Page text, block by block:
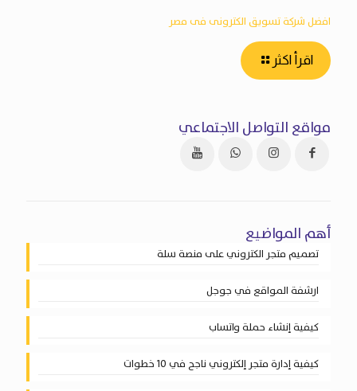
افضل شركة تسويق الكترونى فى مصر
اقرأ اكثر
مواقع التواصل الاجتماعي
أهم المواضيع
تصميم متجر الكتروني على منصة سلة
ارشفة المواقع في جوجل
كيفية إنشاء حملة واتساب
كيفية إدارة متجر إلكتروني ناجح في 10 خطوات